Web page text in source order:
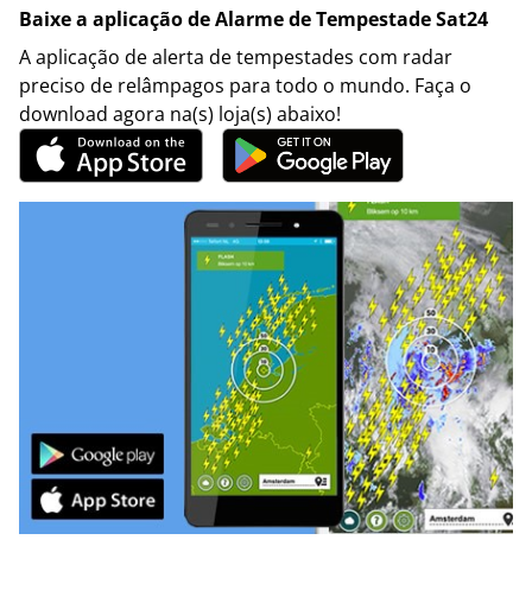
Baixe a aplicação de Alarme de Tempestade Sat24
A aplicação de alerta de tempestades com radar
preciso de relâmpagos para todo o mundo. Faça o
download agora na(s) loja(s) abaixo!